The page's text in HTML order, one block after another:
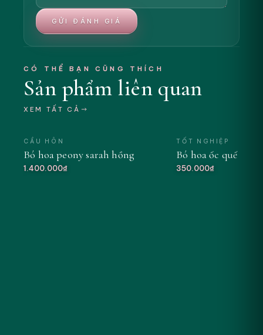
GỬI ĐÁNH GIÁ
CÓ THỂ BẠN CŨNG THÍCH
Sản phẩm liên quan
XEM TẤT CẢ
MỚI
CẦU HÔN
Bó hoa peony sarah hồng
1.400.000₫
TỐT NGHIỆP
Bó hoa ốc quế
350.000₫